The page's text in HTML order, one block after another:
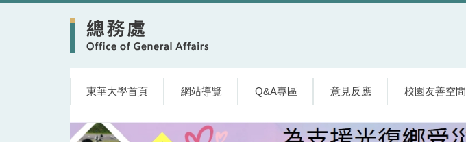
東華大學首頁 網站導覽 Q&A專區 意見反應 校園友善空間